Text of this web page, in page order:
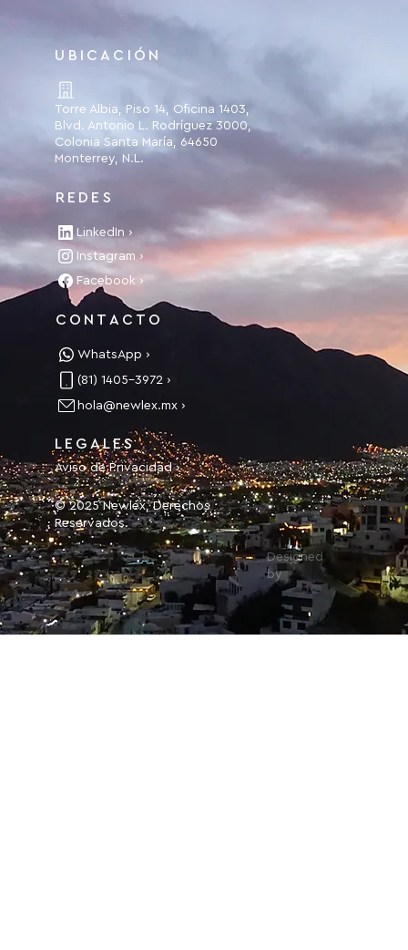
UBICACIÓN
Torre Albia, Piso 14, Oficina 1403,
Blvd. Antonio L. Rodríguez 3000,
Colonia Santa María, 64650
Monterrey, N.L.
REDES
LinkedIn ›
Instagram ›
Facebook ›
CONTACTO
WhatsApp ›
(81) 1405-3972 ›
hola@newlex.mx ›
LEGALES
Aviso de Privacidad ›
© 2025 Newlex, Derechos
Reservados.
Designed
by